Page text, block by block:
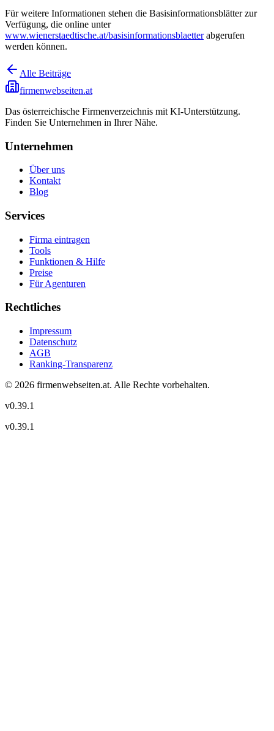
Für weitere Informationen stehen die Basisinformationsblätter zur
Verfügung, die online unter
www.wienerstaedtische.at/basisinformationsblaetterabgerufen
werden können.
Alle Beiträge
firmenwebseiten.at
Das österreichische Firmenverzeichnis mit KI-Unterstützung.
Finden Sie Unternehmen in Ihrer Nähe.
Unternehmen
Über uns
Kontakt
Blog
Services
Firma eintragen
Tools
Funktionen & Hilfe
Preise
Für Agenturen
Rechtliches
Impressum
Datenschutz
AGB
Ranking-Transparenz
© 2026 firmenwebseiten.at. Alle Rechte vorbehalten.
v0.39.1
v0.39.1